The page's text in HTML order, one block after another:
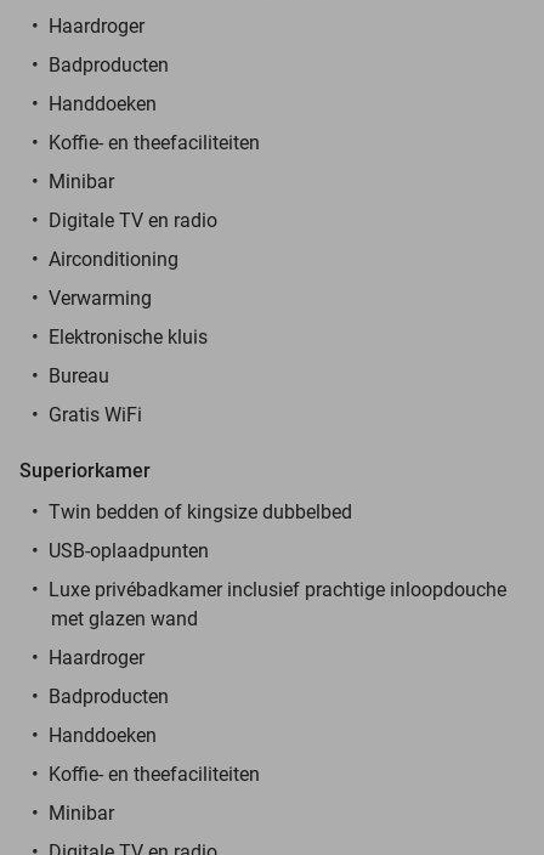
Haardroger
Badproducten
Handdoeken
Koffie- en theefaciliteiten
Minibar
Digitale TV en radio
Airconditioning
Verwarming
Elektronische kluis
Bureau
Gratis WiFi
Superiorkamer
Twin bedden of kingsize dubbelbed
USB-oplaadpunten
Luxe privébadkamer inclusief prachtige inloopdouche
met glazen wand
Haardroger
Badproducten
Handdoeken
Koffie- en theefaciliteiten
Minibar